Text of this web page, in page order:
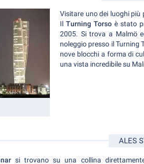
Visitare uno dei luoghi più
Il Turning Torsoè stato
2005. Si trova a Malmö
noleggio presso il Turning
nove blocchi a forma di
una vista incredibile su
ALES
si trovano su una collina